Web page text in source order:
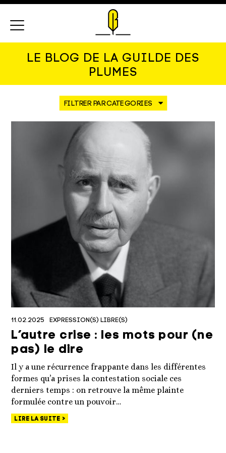
LE BLOG DE LA GUILDE DES
PLUMES
11.02.2025 EXPRESSION(S) LIBRE(S)
L’autre crise : les mots pour (ne
pas) le dire
Il y a une récurrence frappante dans les différentes
formes qu’a prises la contestation sociale ces
derniers temps : on retrouve la même plainte
formulée contre un pouvoir…
LIRE LA SUITE